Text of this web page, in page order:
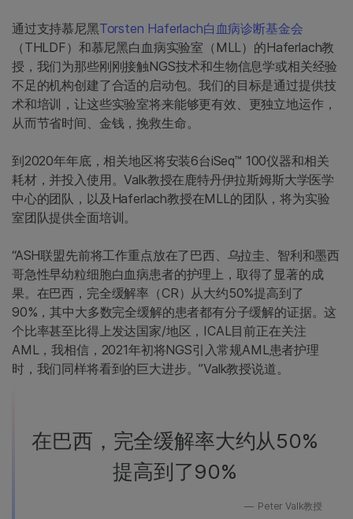
通过支持慕尼黑Torsten Haferlach白血病诊断基金会
（THLDF）和慕尼黑白血病实验室（MLL）的Haferlach教
授，我们为那些刚刚接触NGS技术和生物信息学或相关经验
不足的机构创建了合适的启动包。我们的目标是通过提供技
术和培训，让这些实验室将来能够更有效、更独立地运作，
从而节省时间、金钱，挽救生命。
到2020年年底，相关地区将安装6台iSeq™ 100仪器和相关
耗材，并投入使用。Valk教授在鹿特丹伊拉斯姆斯大学医学
中心的团队，以及Haferlach教授在MLL的团队，将为实验
室团队提供全面培训。
“ASH联盟先前将工作重点放在了巴西、乌拉圭、智利和墨西
哥急性早幼粒细胞白血病患者的护理上，取得了显著的成
果。在巴西，完全缓解率（CR）从大约50%提高到了
90%，其中大多数完全缓解的患者都有分子缓解的证据。这
个比率甚至比得上发达国家/地区，ICAL目前正在关注
AML，我相信，2021年初将NGS引入常规AML患者护理
时，我们同样将看到的巨大进步。”Valk教授说道。
在巴西，完全缓解率大约从50%
提高到了90%
Peter Valk教授